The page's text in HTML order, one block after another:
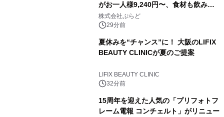
がお一人様9,240円〜、食材も飲み物
も持ち込み自由 「グランピングリゾー
ト Awaji」9月30日までの平日限定
株式会社ぷらど
29分前
夏休みを“チャンス”に！ 大阪のLIFIX
BEAUTY CLINICが夏のご提案
LIFIX BEAUTY CLINIC
32分前
15周年を迎えた人気の「プリフォトフ
レーム電報 コンチェルト」がリニュー